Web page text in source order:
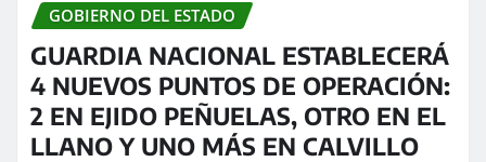
GOBIERNO DEL ESTADO
GUARDIA NACIONAL ESTABLECERÁ
4 NUEVOS PUNTOS DE OPERACIÓN:
2 EN EJIDO PEÑUELAS, OTRO EN EL
LLANO Y UNO MÁS EN CALVILLO